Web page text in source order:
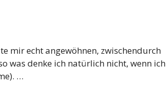
mir echt angewöhnen, zwischendurch
was denke ich natürlich nicht, wenn ich
…